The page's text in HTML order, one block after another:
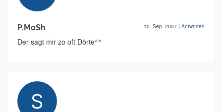
P.MoSh 10. Sep. 2007 | Antworten
Der sagt mir zo oft Dörte^^